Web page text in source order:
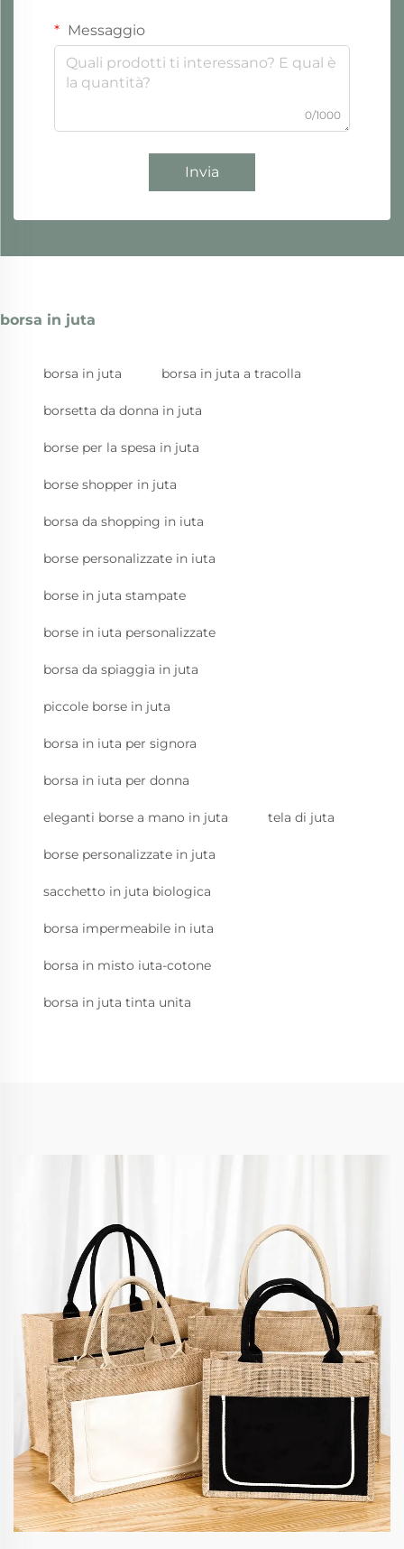
Messaggio
0/1000
Invia
borsa in juta
borsa in juta borsa in juta a tracolla
borsetta da donna in juta
borse per la spesa in juta
borse shopper in juta
borsa da shopping in iuta
borse personalizzate in iuta
borse in juta stampate
borse in iuta personalizzate
borsa da spiaggia in juta
piccole borse in juta
borsa in iuta per signora
borsa in iuta per donna
eleganti borse a mano in juta tela di juta
borse personalizzate in juta
sacchetto in juta biologica
borsa impermeabile in iuta
borsa in misto iuta-cotone
borsa in juta tinta unita